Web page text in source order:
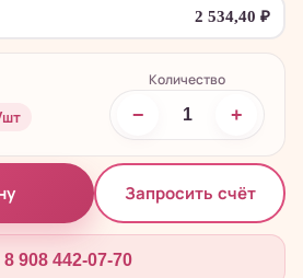
2 534,40 ₽
шт
Количество
− +
Запросить счёт
8 908 442-07-70